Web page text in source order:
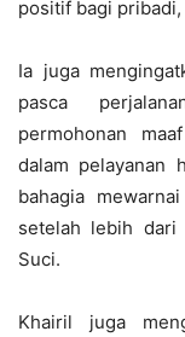
positif bagi pribadi,
Ia juga
pasca
permohonan
dalam pelayanan
bahagia
setelah lebih dari
Suci.
Khairil juga